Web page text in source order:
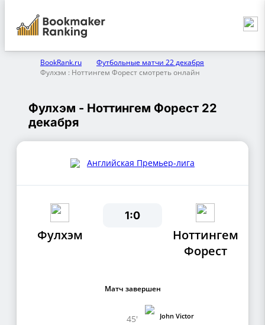
BookRank.ru
Футбольные матчи 22 декабря
Фулхэм : Ноттингем Форест смотреть онлайн
Фулхэм - Ноттингем Форест 22
декабря
Английская Премьер-лига
Фулхэм
1:0
Ноттингем
Форест
Матч завершен
45' John Victor